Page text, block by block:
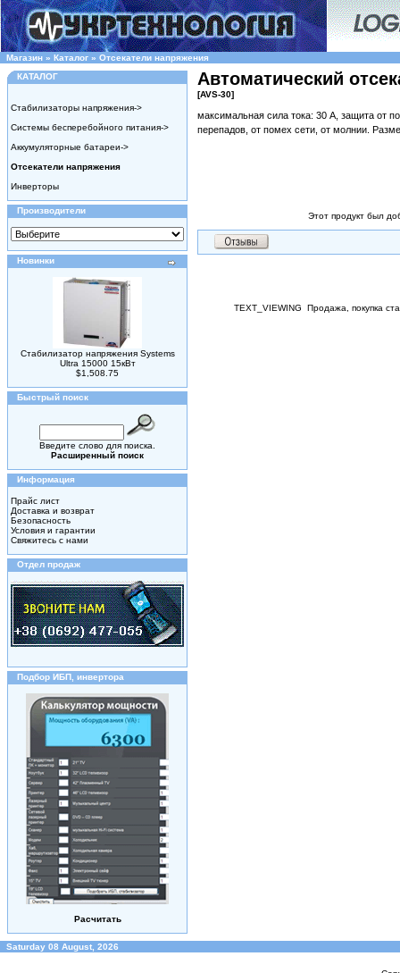
Магазин » Каталог » Отсекатели напряжения
КАТАЛОГ
Стабилизаторы напряжения->
Системы бесперебойного питания->
Аккумуляторные батареи->
Отсекатели напряжения
Инверторы
Производители
Новинки
Стабилизатор напряжения Systems
Ultra 15000 15кВт
$1,508.75
Быстрый поиск
Введите слово для поиска.
Расширенный поиск
Информация
Прайс лист
Доставка и возврат
Безопасность
Условия и гарантии
Свяжитесь с нами
Отдел продаж
Подбор ИБП, инвертора
Расчитать
Автоматический
[AVS-30]
максимальная сила тока: 30 А, защита от
перепадов, от помех сети, от молнии.
Этот продукт был
TEXT_VIEWING Продажа, покупка
Saturday 08 August, 2026